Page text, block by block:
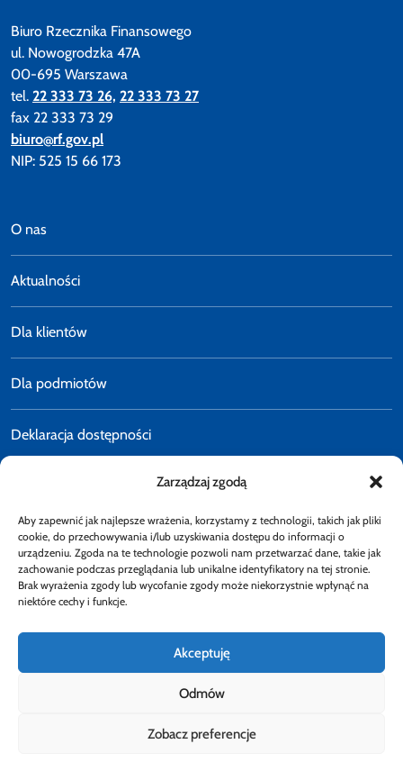
Zarządzaj zgodą
Aby zapewnić jak najlepsze wrażenia, korzystamy z technologii, takich jak pliki
cookie, do przechowywania i/lub uzyskiwania dostępu do informacji o
urządzeniu. Zgoda na te technologie pozwoli nam przetwarzać dane, takie jak
zachowanie podczas przeglądania lub unikalne identyfikatory na tej stronie.
Brak wyrażenia zgody lub wycofanie zgody może niekorzystnie wpłynąć na
niektóre cechy i funkcje.
Akceptuję
Odmów
Zobacz preferencje
Biuro Rzecznika Finansowego
ul. Nowogrodzka 47A
00-695 Warszawa
tel. 22 333 73 26, 22 333 73 27
fax 22 333 73 29
biuro@rf.gov.pl
NIP: 525 15 66 173
O nas
Aktualności
Dla klientów
Dla podmiotów
Deklaracja dostępności
E-faktury
Dostępność